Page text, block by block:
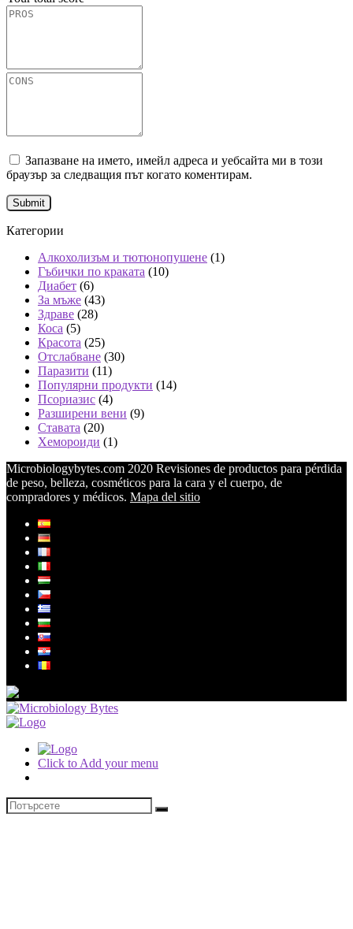
Запазване на името, имейл адреса и уебсайта ми в този
браузър за следващия път когато коментирам.
Категории
Алкохолизъм и тютюнопушене (1)
Гъбички по краката (10)
Диабет (6)
За мъже (43)
Здраве (28)
Коса (5)
Красота (25)
Отслабване (30)
Паразити (11)
Популярни продукти (14)
Псориазис (4)
Разширени вени (9)
Ставата (20)
Хемороиди (1)
Microbiologybytes.com 2020 Revisiones de productos para pérdida
de peso, belleza, cosméticos para la cara y el cuerpo, de
compradores y médicos. Mapa del sitio
Click to Add your menu